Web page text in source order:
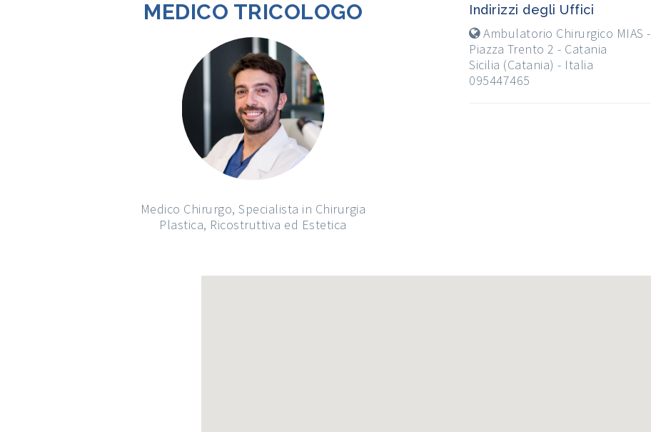
MEDICO TRICOLOGO
Medico Chirurgo, Specialista in Chirurgia
Plastica, Ricostruttiva ed Estetica
Indirizzi degli Uffici
Ambulatorio Chirurgico MIAS -
Piazza Trento 2 - Catania
Sicilia (Catania) - Italia
095447465